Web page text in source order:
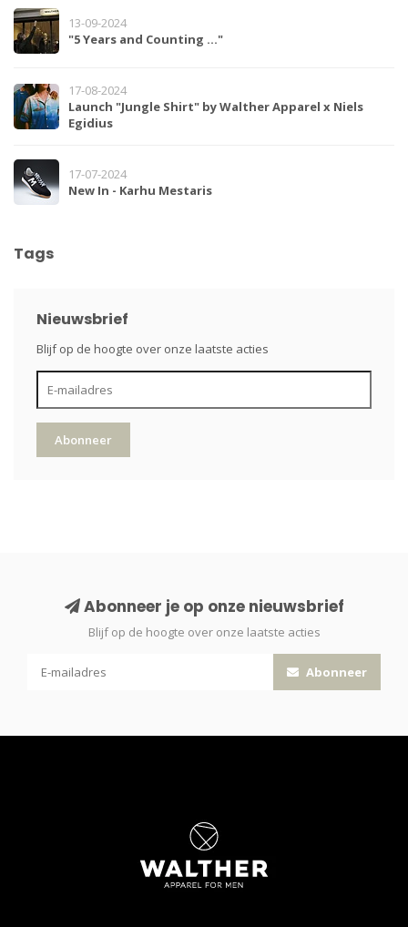
13-09-2024
"5 Years and Counting …"
17-08-2024
Launch "Jungle Shirt" by Walther Apparel x Niels
Egidius
17-07-2024
New In - Karhu Mestaris
Tags
Nieuwsbrief
Blijf op de hoogte over onze laatste acties
Abonneer
Abonneer je op onze nieuwsbrief
Blijf op de hoogte over onze laatste acties
Abonneer